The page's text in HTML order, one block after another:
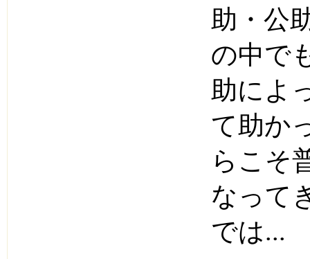
助・公
の中で
助によ
て助か
らこそ
なって
では...